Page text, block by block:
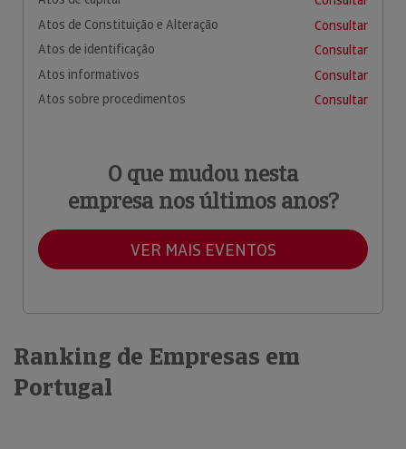
Atos de Constituição e Alteração
Consultar
Atos de identificação
Consultar
Atos informativos
Consultar
Atos sobre procedimentos
Consultar
O que mudou nesta
empresa nos últimos anos?
VER MAIS EVENTOS
Ranking de Empresas em
Portugal